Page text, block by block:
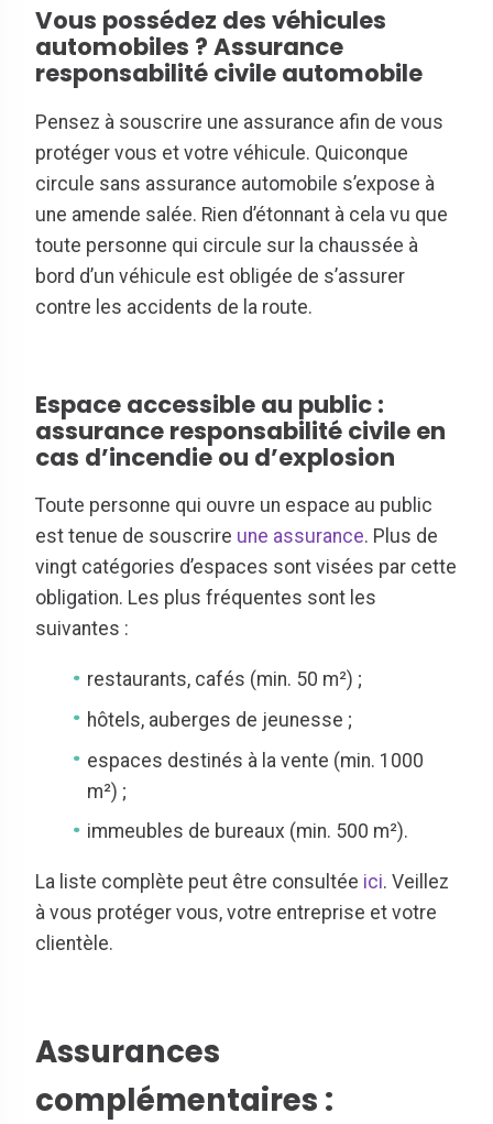
Vous possédez des véhicules
automobiles ? Assurance
responsabilité civile automobile
Pensez à souscrire une assurance afin de vous
protéger vous et votre véhicule. Quiconque
circule sans assurance automobile s’expose à
une amende salée. Rien d’étonnant à cela vu que
toute personne qui circule sur la chaussée à
bord d’un véhicule est obligée de s’assurer
contre les accidents de la route.
Espace accessible au public :
assurance responsabilité civile en
cas d’incendie ou d’explosion
Toute personne qui ouvre un espace au public
est tenue de souscrire une assurance. Plus de
vingt catégories d’espaces sont visées par cette
obligation. Les plus fréquentes sont les
suivantes :
restaurants, cafés (min. 50 m²) ;
hôtels, auberges de jeunesse ;
espaces destinés à la vente (min. 1000
m²) ;
immeubles de bureaux (min. 500 m²).
La liste complète peut être consultée ici. Veillez
à vous protéger vous, votre entreprise et votre
clientèle.
Assurances
complémentaires :